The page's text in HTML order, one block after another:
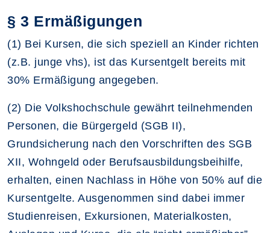
§ 3 Ermäßigungen
(1) Bei Kursen, die sich speziell an Kinder richten
(z.B. junge vhs), ist das Kursentgelt bereits mit
30% Ermäßigung angegeben.
(2) Die Volkshochschule gewährt teilnehmenden
Personen, die Bürgergeld (SGB II),
Grundsicherung nach den Vorschriften des SGB
XII, Wohngeld oder Berufsausbildungsbeihilfe,
erhalten, einen Nachlass in Höhe von 50% auf die
Kursentgelte. Ausgenommen sind dabei immer
Studienreisen, Exkursionen, Materialkosten,